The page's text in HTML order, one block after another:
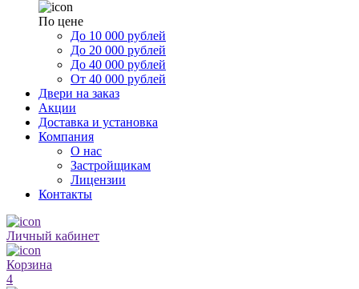
По цене
До 10 000 рублей
До 20 000 рублей
До 40 000 рублей
От 40 000 рублей
Двери на заказ
Акции
Доставка и установка
Компания
О нас
Застройщикам
Лицензии
Контакты
Личный кабинет
Корзина
4